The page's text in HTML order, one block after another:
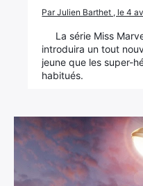
Par Julien Barthet , le 4
La série Miss
introduira un tout
jeune que les super-
habitués.